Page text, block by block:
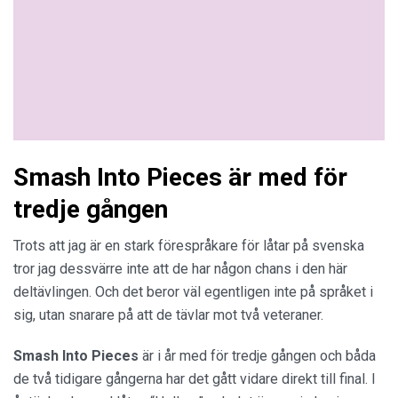
Smash Into Pieces är med för
tredje gången
Trots att jag är en stark förespråkare för låtar på svenska
tror jag dessvärre inte att de har någon chans i den här
deltävlingen. Och det beror väl egentligen inte på språket i
sig, utan snarare på att de tävlar mot två veteraner.
Smash Into Pieces är i år med för tredje gången och båda
de två tidigare gångerna har det gått vidare direkt till final. I